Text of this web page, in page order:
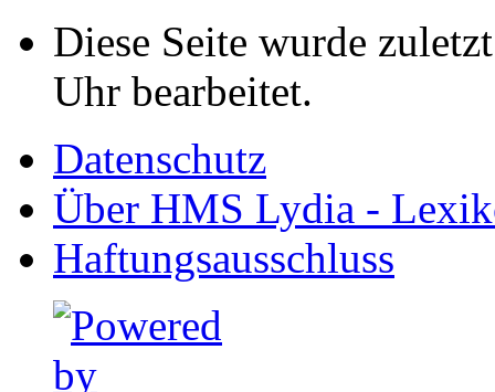
Diese Seite wurde
Uhr bearbeitet.
Datenschutz
Über HMS Lydia -
Haftungsausschluss